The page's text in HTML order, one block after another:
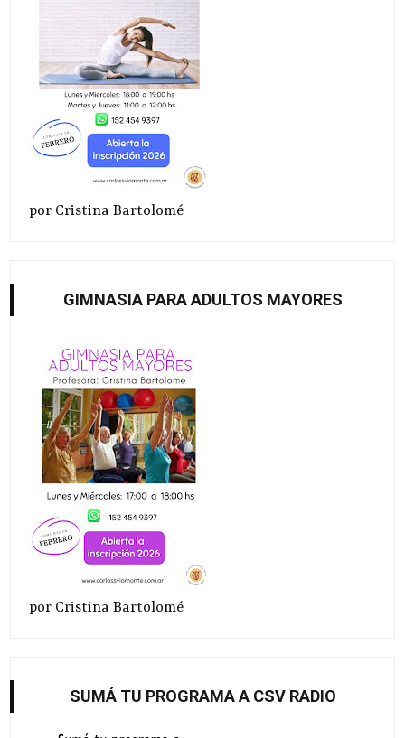
por Cristina Bartolomé
GIMNASIA PARA ADULTOS MAYORES
por Cristina Bartolomé
SUMÁ TU PROGRAMA A CSV RADIO